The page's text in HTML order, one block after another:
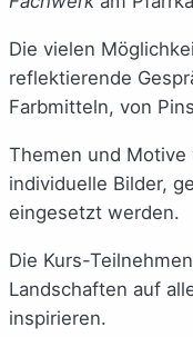
Die vielen
reflektierende
Farbmitteln, von
Themen und Motive
individuelle Bilder,
eingesetzt werden.
Die Kurs-
Landschaften auf
inspirieren.